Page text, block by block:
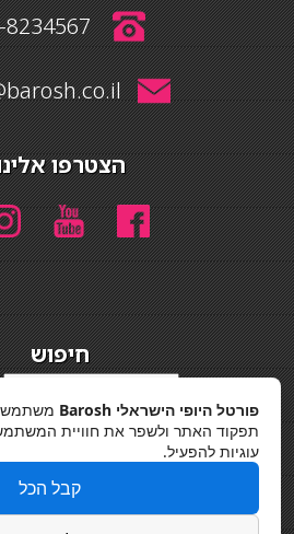
04-8234567
הצטרפו
חיפוש
מדיניות פרטיות
פורטל היופי הישראלי Barosh
תפקוד האתר ולשפר את חוויית
עוגיות להפעיל.
קבל הכל